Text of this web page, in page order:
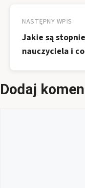
NASTĘPNY WPIS
Jakie są
nauczyciela i
Dodaj